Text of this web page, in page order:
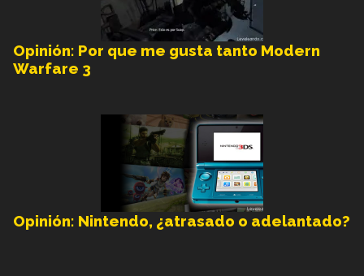
Opinión: Por que me gusta tanto Modern
Warfare 3
Opinión: Nintendo, ¿atrasado o adelantado?